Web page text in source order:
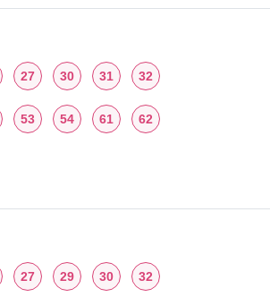
27 30 31 32
53 54 61 62
27 29 30 32